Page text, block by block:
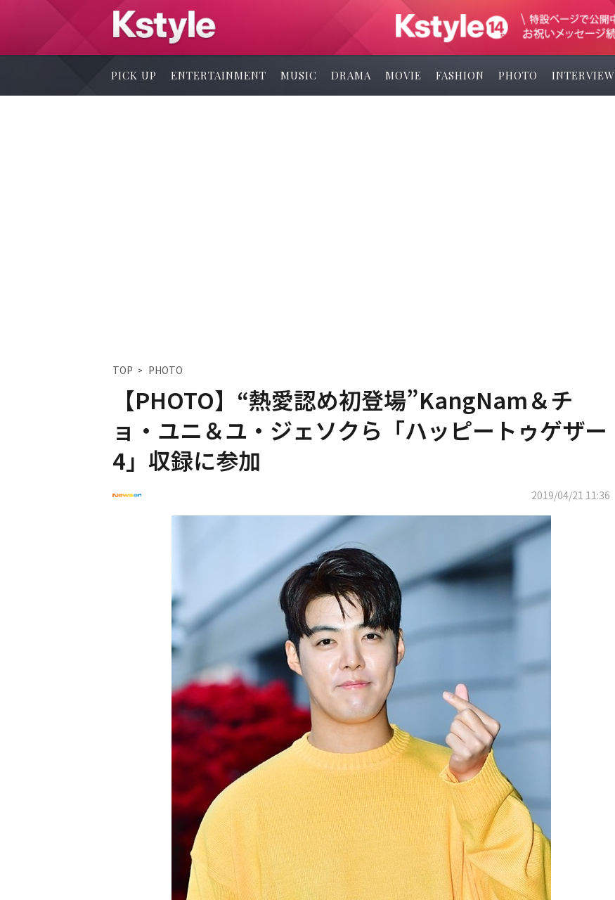
PICK UP ENTERTAINMENT MUSIC DRAMA MOVIE FASHION PHOTO INTERVIEW
TOP PHOTO
【PHOTO】“熱愛認め初登場”KangNam＆チ
ョ・ユニ＆ユ・ジェソクら「ハッピートゥゲザー
4」収録に参加
2019/04/21 11:36